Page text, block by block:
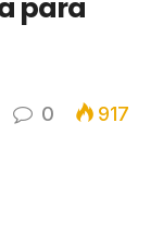
para
0 917